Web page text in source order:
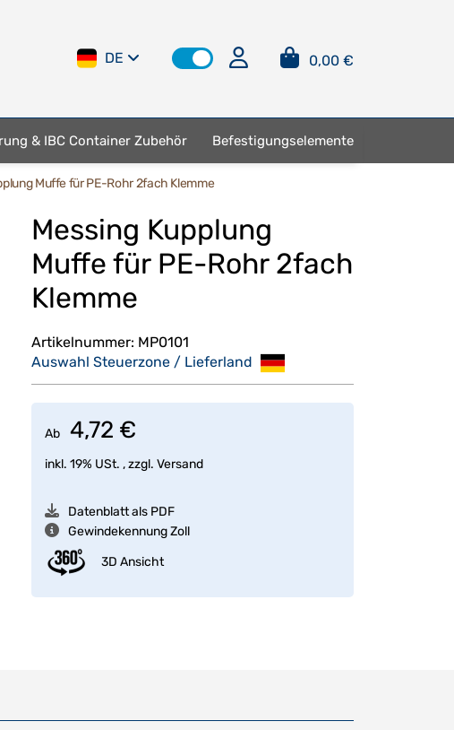
DE 0,00 €
& IBC Container Zubehör Befestigungselemente
Muffe für PE-Rohr 2fach Klemme
Messing Kupplung
Muffe für PE-Rohr 2fach
Klemme
Artikelnummer: MP0101
Auswahl Steuerzone / Lieferland
Ab 4,72 €
inkl. 19% USt. , zzgl. Versand
Datenblatt als PDF
Gewindekennung Zoll
3D Ansicht